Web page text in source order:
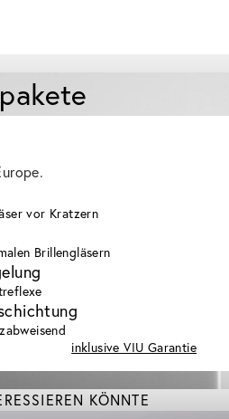
vor Kratzern
Brillengläsern
inklusive VIU Garantie
KÖNNTE